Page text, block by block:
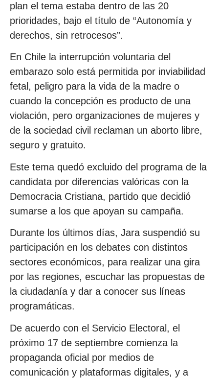
plan el tema estaba dentro de las 20
prioridades, bajo el título de “Autonomía y
derechos, sin retrocesos”.
En Chile la interrupción voluntaria del
embarazo solo está permitida por inviabilidad
fetal, peligro para la vida de la madre o
cuando la concepción es producto de una
violación, pero organizaciones de mujeres y
de la sociedad civil reclaman un aborto libre,
seguro y gratuito.
Este tema quedó excluido del programa de la
candidata por diferencias valóricas con la
Democracia Cristiana, partido que decidió
sumarse a los que apoyan su campaña.
Durante los últimos días, Jara suspendió su
participación en los debates con distintos
sectores económicos, para realizar una gira
por las regiones, escuchar las propuestas de
la ciudadanía y dar a conocer sus líneas
programáticas.
De acuerdo con el Servicio Electoral, el
próximo 17 de septiembre comienza la
propaganda oficial por medios de
comunicación y plataformas digitales, y a